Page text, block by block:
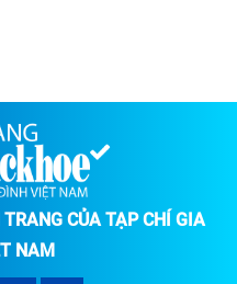
TRANG CỦA TẠP CHÍ GIA
NAM